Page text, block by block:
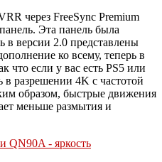
через FreeSync Premium
Эта панель была
в версии 2.0 представлены
ко всему, теперь в
что если у вас есть PS5 или
разрешении 4K с частотой
образом, быстрые движения
меньше размытия и